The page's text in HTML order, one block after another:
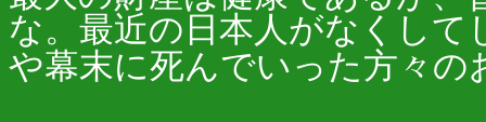
な。最近の日本人がなくし
や幕末に死んでいった方々の